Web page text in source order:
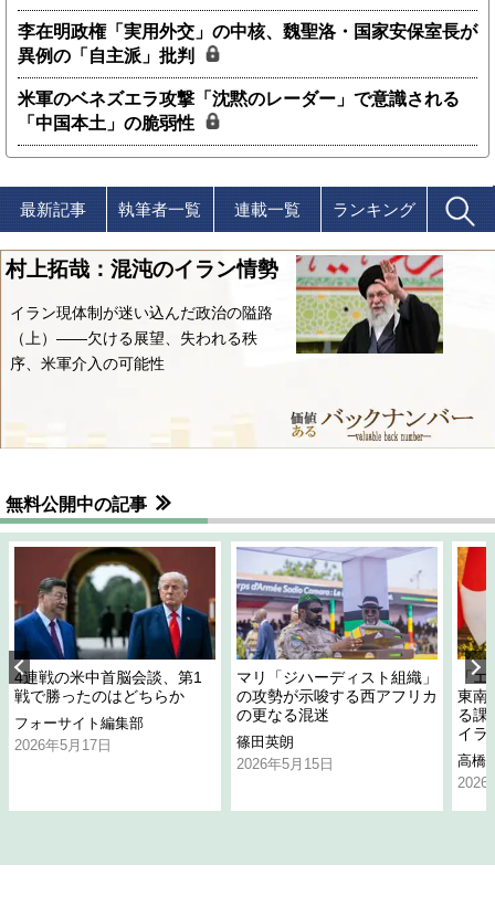
李在明政権「実用外交」の中核、魏聖洛・国家安保室長が
異例の「自主派」批判
米軍のベネズエラ攻撃「沈黙のレーダー」で意識される
「中国本土」の脆弱性
最新記事 執筆者一覧 連載一覧 ランキング
村上拓哉：混沌のイラン情勢
イラン現体制が迷い込んだ政治の隘路
（上）――欠ける展望、失われる秩
序、米軍介入の可能性
無料公開中の記事
4連戦の米中首脳会談、第1
戦で勝ったのはどちらか
フォーサイト編集部
2026年5月17日
マリ「ジハーディスト組織」
の攻勢が示唆する西アフリカ
の更なる混迷
篠田英朗
2026年5月15日
「
東南
る課
イラ
高橋
2026